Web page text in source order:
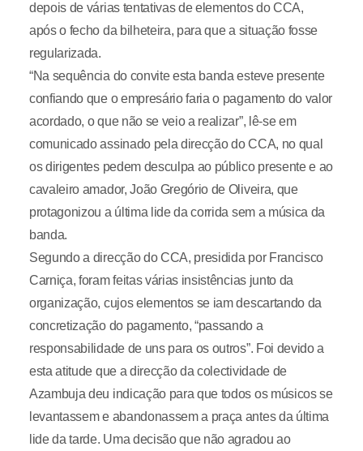
depois de várias tentativas de elementos do CCA,
após o fecho da bilheteira, para que a situação fosse
regularizada.
“Na sequência do convite esta banda esteve presente
confiando que o empresário faria o pagamento do valor
acordado, o que não se veio a realizar”, lê-se em
comunicado assinado pela direcção do CCA, no qual
os dirigentes pedem desculpa ao público presente e ao
cavaleiro amador, João Gregório de Oliveira, que
protagonizou a última lide da corrida sem a música da
banda.
Segundo a direcção do CCA, presidida por Francisco
Carniça, foram feitas várias insistências junto da
organização, cujos elementos se iam descartando da
concretização do pagamento, “passando a
responsabilidade de uns para os outros”. Foi devido a
esta atitude que a direcção da colectividade de
Azambuja deu indicação para que todos os músicos se
levantassem e abandonassem a praça antes da última
lide da tarde. Uma decisão que não agradou ao